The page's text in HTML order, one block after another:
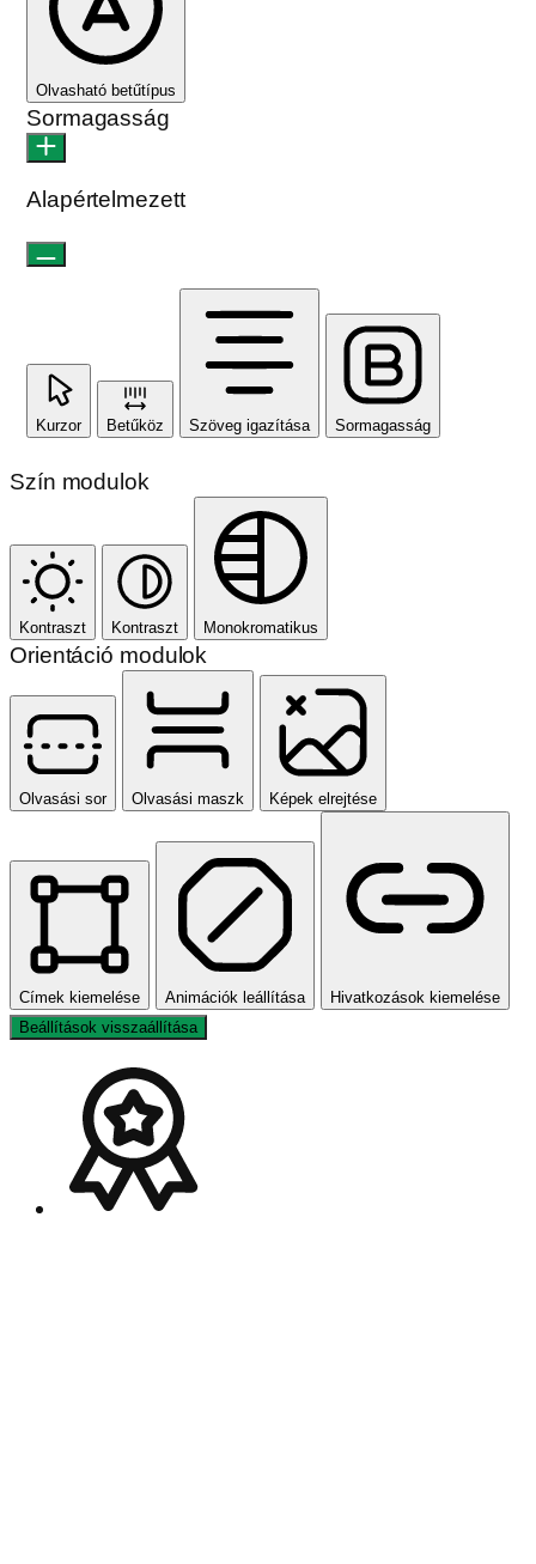
Olvasható betűtípus
Sormagasság
Alapértelmezett
Kurzor Betűköz Szöveg igazítása Sormagasság
Szín modulok
Kontraszt Kontraszt Monokromatikus
Orientáció modulok
Olvasási sor Olvasási maszk Képek elrejtése
Címek kiemelése Animációk leállítása
Hivatkozások kiemelése
Beállítások visszaállítása